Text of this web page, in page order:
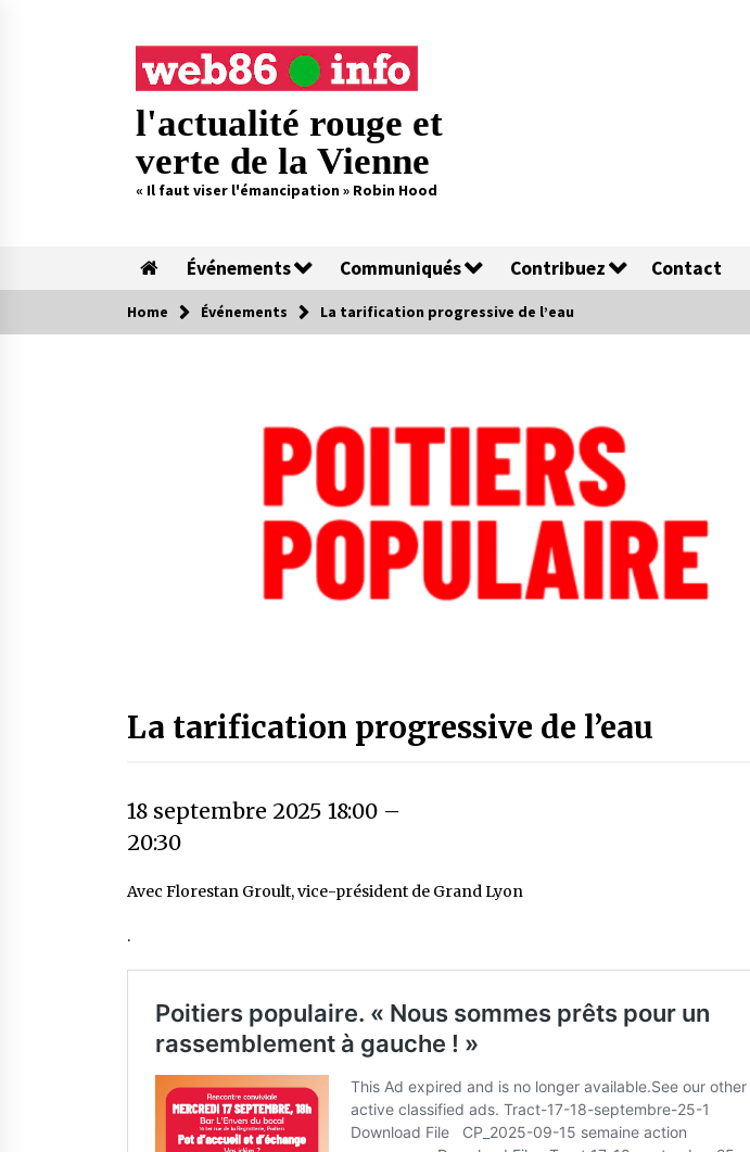
l'actualité rouge et
verte de la Vienne
« Il faut viser l'émancipation » Robin Hood
Événements Communiqués Contribuez Contact
Home Événements La tarification progressive de l’eau
La tarification progressive de l’eau
18 septembre 2025 18:00 –
20:30
Avec Florestan Groult, vice-président de Grand Lyon
.